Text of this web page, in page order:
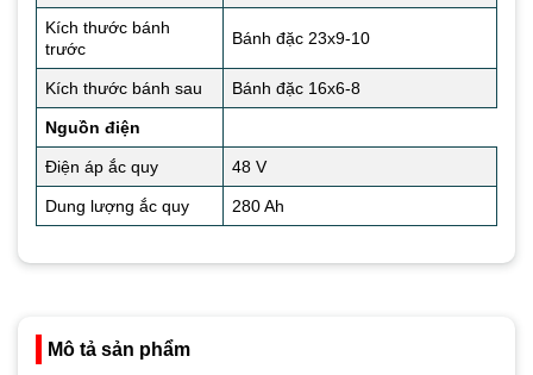
Kích thước bánh
trước
Bánh đặc 23x9-10
Kích thước bánh sau Bánh đặc 16x6-8
Nguồn điện
Điện áp ắc quy 48 V
Dung lượng ắc quy 280 Ah
Mô tả sản phẩm